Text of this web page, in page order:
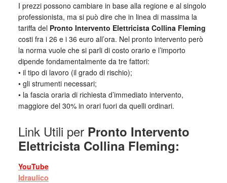
I prezzi possono cambiare in base alla regione e al singolo
professionista, ma si può dire che in linea di massima la
tariffa del Pronto Intervento Elettricista Collina Fleming
costi fra i 26 e i 36 euro all’ora. Nel pronto intervento però
la norma vuole che si parli di costo orario e l’importo
dipende fondamentalmente da tre fattori:
• il tipo di lavoro (il grado di rischio);
• gli strumenti necessari;
• la fascia oraria di richiesta d’immediato intervento,
maggiore del 30% in orari fuori da quelli ordinari.
Link Utili per Pronto Intervento
Elettricista Collina Fleming:
YouTube
Idraulico